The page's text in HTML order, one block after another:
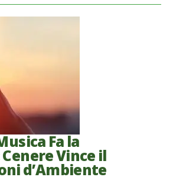
Fa la
Vince il
d’Ambiente